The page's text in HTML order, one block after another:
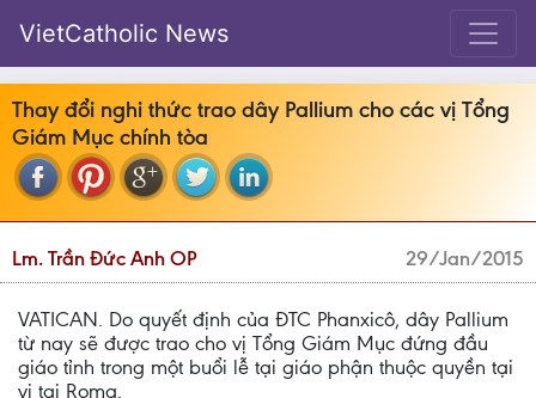
VietCatholic News
Thay đổi nghi thức trao dây Pallium cho các vị Tổng
Giám Mục chính tòa
Lm. Trần Đức Anh OP 29/Jan/2015
VATICAN. Do quyết định của ĐTC Phanxicô, dây Pallium
từ nay sẽ được trao cho vị Tổng Giám Mục đứng đầu
giáo tỉnh trong một buổi lễ tại giáo phận thuộc quyền tại
vị tại Roma.